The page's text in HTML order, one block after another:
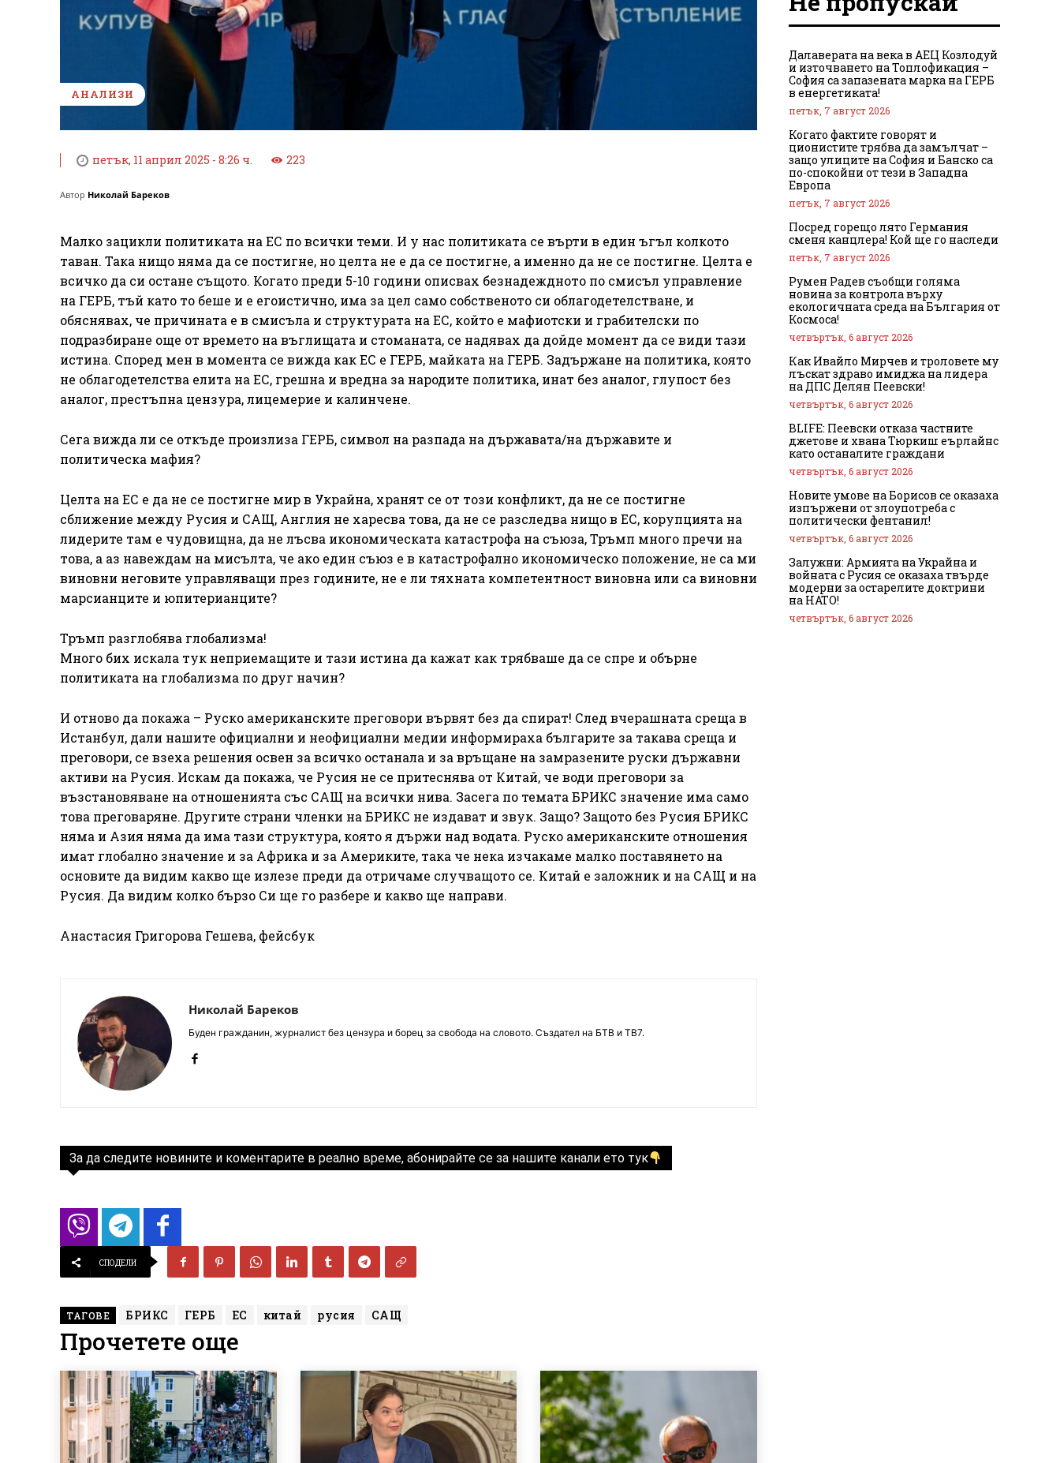
АНАЛИЗИ
петък, 11 април 2025 - 8:26 ч. 223
Автор Николай Бареков
Малко зацикли политиката на ЕС по всички теми. И у нас политиката се върти в един ъгъл колкото
таван. Така нищо няма да се постигне, но целта не е да се постигне, а именно да не се постигне. Целта е
всичко да си остане същото. Когато преди 5-10 години описвах безнадеждното по смисъл управление
на ГЕРБ, тъй като то беше и е егоистично, има за цел само собственото си облагодетелстване, и
обяснявах, че причината е в смисъла и структурата на ЕС, който е мафиотски и грабителски по
подразбиране още от времето на въглищата и стоманата, се надявах да дойде момент да се види тази
истина. Според мен в момента се вижда как ЕС е ГЕРБ, майката на ГЕРБ. Задържане на политика, която
не облагодетелства елита на ЕС, грешна и вредна за народите политика, инат без аналог, глупост без
аналог, престъпна цензура, лицемерие и калинчене.
Сега вижда ли се откъде произлиза ГЕРБ, символ на разпада на държавата/на държавите и
политическа мафия?
Целта на ЕС е да не се постигне мир в Украйна, хранят се от този конфликт, да не се постигне
сближение между Русия и САЩ, Англия не харесва това, да не се разследва нищо в ЕС, корупцията на
лидерите там е чудовищна, да не лъсва икономическата катастрофа на съюза, Тръмп много пречи на
това, а аз навеждам на мисълта, че ако един съюз е в катастрофално икономическо положение, не са ми
виновни неговите управляващи през годините, не е ли тяхната компетентност виновна или са виновни
марсианците и юпитерианците?
Тръмп разглобява глобализма!
Много бих искала тук неприемащите и тази истина да кажат как трябваше да се спре и обърне
политиката на глобализма по друг начин?
И отново да покажа – Руско американските преговори вървят без да спират! След вчерашната среща в
Истанбул, дали нашите официални и неофициални медии информираха българите за такава среща и
преговори, се взеха решения освен за всичко останала и за връщане на замразените руски държавни
активи на Русия. Искам да покажа, че Русия не се притеснява от Китай, че води преговори за
възстановяване на отношенията със САЩ на всички нива. Засега по темата БРИКС значение има само
това преговаряне. Другите страни членки на БРИКС не издават и звук. Защо? Защото без Русия БРИКС
няма и Азия няма да има тази структура, която я държи над водата. Руско американските отношения
имат глобално значение и за Африка и за Америките, така че нека изчакаме малко поставянето на
основите да видим какво ще излезе преди да отричаме случващото се. Китай е заложник и на САЩ и на
Русия. Да видим колко бързо Си ще го разбере и какво ще направи.
Анастасия Григорова Гешева, фейсбук
Николай Бареков
Буден гражданин, журналист без цензура и борец за свобода на словото. Създател на БТВ и ТВ7.
За да следите новините и коментарите в реално време, абонирайте се за нашите канали ето тук
СПОДЕЛИ
ТАГОВЕ БРИКС ГЕРБ ЕС китай русия САЩ
Прочетете още
Далаверата на века в АЕЦ Козлодуй
и източването на Топлофикация –
София са запазената марка на ГЕРБ
в енергетиката!
петък, 7 август 2026
Когато фактите говорят и
ционистите трябва да замълчат –
защо улиците на София и Банско са
по-спокойни от тези в Западна
Европа
петък, 7 август 2026
Посред горещо лято Германия
сменя канцлера! Кой ще го наследи
петък, 7 август 2026
Румен Радев съобщи голяма
новина за контрола върху
екологичната среда на България от
Космоса!
четвъртък, 6 август 2026
Как Ивайло Мирчев и троловете му
лъскат здраво имиджа на лидера
на ДПС Делян Пеевски!
четвъртък, 6 август 2026
BLIFE: Пеевски отказа частните
джетове и хвана Тюркиш еърлайнс
като останалите граждани
четвъртък, 6 август 2026
Новите умове на Борисов се оказаха
изпържени от злоупотреба с
политически фентанил!
четвъртък, 6 август 2026
Залужни: Армията на Украйна и
войната с Русия се оказаха твърде
модерни за остарелите доктрини
на НАТО!
четвъртък, 6 август 2026